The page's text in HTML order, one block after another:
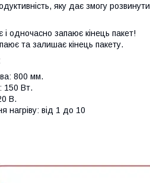
яку дає змогу
і одночасно запаює кінець пакет!
та залишає кінець пакету.
800 мм.
150 Вт.
В.
нагріву: від 1 до 10